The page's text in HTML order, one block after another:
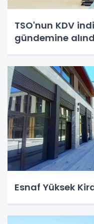
TSO'nun KDV
gündemine
Esnaf Yüksek